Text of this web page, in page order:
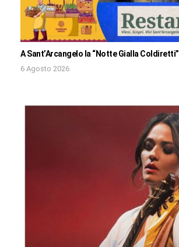
A Sant’Arcangelo la “Notte Gialla Coldiretti”
6 Agosto 2026